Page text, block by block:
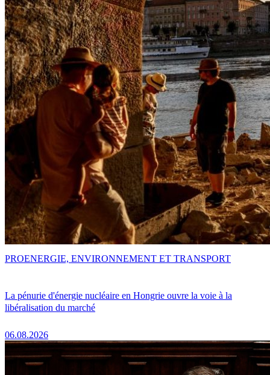
La pénurie d'énergie nucléaire en Hongrie ouvre la voie à la
libéralisation du marché
06.08.2026
PROENERGIE, ENVIRONNEMENT ET TRANSPORT